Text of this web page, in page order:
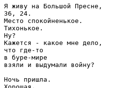
Я живу на Большой Пресне,
36, 24.
Место спокойненькое.
Тихонькое.
Ну?
Кажется - какое мне дело,
что где-то
в буре-мире
взяли и выдумали войну?
Ночь пришла.